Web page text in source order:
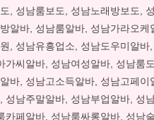
, 성남룸보도, 성남노래방보도,
알바, 성남룸알바, 성남가라오
, 성남유흥업소, 성남도우미알
가씨알바, 성남여성알바, 성남룸
바, 성남고소득알바, 성남고페
성남주말알바, 성남부업알바, 성
카페알바, 성남룸싸롱알바, 성남